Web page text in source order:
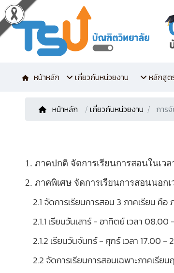
หน้าหลัก เกี่ยวกับหน่วยงาน หลักสูต
หน้าหลัก / เกี่ยวกับหน่วยงาน การ
1. ภาคปกติ จัดการเรียนการสอนในเว
2. ภาคพิเศษ จัดการเรียนการสอนนอก
2.1 จัดการเรียนการสอน 3 ภาคเรียน คื
2.1.1 เรียนวันเสาร์ - อาทิตย์ เวลา 08.00
2.1.2 เรียนวันจันทร์ - ศุกร์ เวลา 17.00 -
2.2 จัดการเรียนการสอนเฉพาะภาคเรีย